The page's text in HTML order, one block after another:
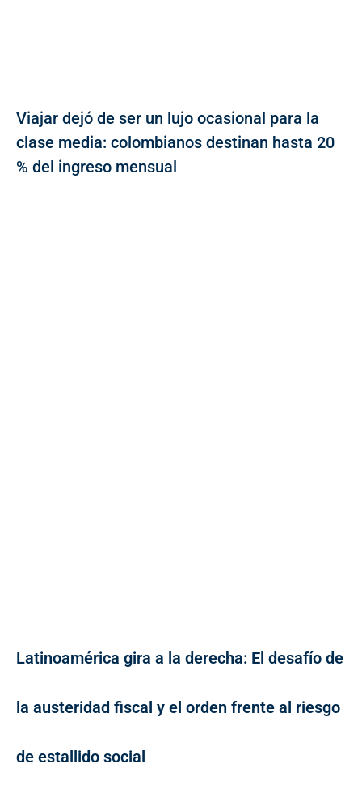
Viajar dejó de ser un lujo ocasional para la
clase media: colombianos destinan hasta 20
% del ingreso mensual
Latinoamérica gira a la derecha: El desafío de
la austeridad fiscal y el orden frente al riesgo
de estallido social